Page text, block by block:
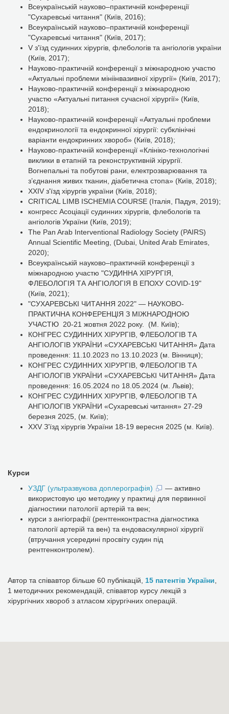
Всеукраїнській науково–практичній конференції
"Сухаревські читання" (Київ, 2016);
Всеукраїнській науково–практичній конференції
"Сухаревські читання" (Київ, 2017);
V з'їзд судинних хірургів, флебологів та ангіологів україни
(Київ, 2017);
Науково-практичній конференції з міжнародною участю
«Актуальні проблеми мініінвазивної хірургії» (Київ, 2017);
Науково-практичній конференції з міжнародною
участю «Актуальні питання сучасної хірургії» (Київ,
2018);
Науково-практичній конференції «Актуальні проблеми
ендокринології та ендокринної хірургії: субклінічні
варіанти ендокринних хвороб» (Київ, 2018);
Науково-практичній конференції «Клініко-технологічні
виклики в етапній та реконструктивній хірургії.
Вогнепальні та побутові рани, електрозварювання та
з’єднання живих тканин, діабетична стопа» (Київ, 2018);
XXIV з'їзд хірургів україни (Київ, 2018);
CRITICAL LIMB ISCHEMIA COURSE (Італія, Падуя, 2019);
конгресс Асоціації судинних хірургів, флебологів та
ангіологів України (Київ, 2019);
The Pan Arab Interventional Radiology Society (PAIRS)
Annual Scientific Meeting, (Dubai, United Arab Emirates,
2020);
Всеукраїнській науково–практичній конференції з
міжнародною участю "СУДИННА ХІРУРГІЯ,
ФЛЕБОЛОГІЯ ТА АНГІОЛОГІЯ В ЕПОХУ COVID-19"
(Київ, 2021);
"СУХАРЕВСЬКІ ЧИТАННЯ 2022" — НАУКОВО-
ПРАКТИЧНА КОНФЕРЕНЦІЯ З МІЖНАРОДНОЮ
УЧАСТЮ 20-21 жовтня 2022 року. (М. Київ);
КОНГРЕС СУДИННИХ ХІРУРГІВ, ФЛЕБОЛОГІВ ТА
АНГІОЛОГІВ УКРАЇНИ «СУХАРЕВСЬКІ ЧИТАННЯ» Дата
проведення: 11.10.2023 по 13.10.2023 (м. Вінниця);
КОНГРЕС СУДИННИХ ХІРУРГІВ, ФЛЕБОЛОГІВ ТА
АНГІОЛОГІВ УКРАЇНИ «СУХАРЕВСЬКІ ЧИТАННЯ» Дата
проведення: 16.05.2024 по 18.05.2024 (м. Львів);
КОНГРЕС СУДИННИХ ХІРУРГІВ, ФЛЕБОЛОГІВ ТА
АНГІОЛОГІВ УКРАЇНИ «Сухаревські читання» 27-29
березня 2025, (м. Київ);
XXV Зʼїзд хірургів України 18-19 вересня 2025 (м. Київ).
Курси
УЗДГ (ультразвукова доплерографія)
— активно
використовую цю методику у практиці для первинної
діагностики патології артерій та вен;
курси з ангіографії (рентгенконтрастна діагностика
патології артерій та вен) та ендоваскулярної хірургії
(втручання усередині просвіту судин під
рентгенконтролем).
Автор та співавтор більше 60 публікацій, 15 патентів України
1 методичних рекомендацій, співавтор курсу лекцій з
хірургічних хвороб з атласом хірургічних операцій.